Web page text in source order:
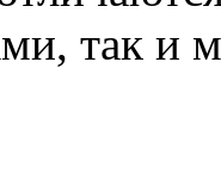
так и